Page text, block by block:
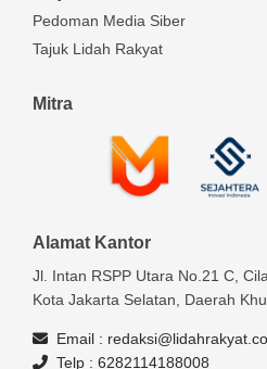
Pedoman Media Siber
Tajuk Lidah Rakyat
Mitra
Alamat Kantor
Jl. Intan RSPP Utara No.21 C,
Kota Jakarta Selatan, Daerah
Email :
Telp : 6282114188008